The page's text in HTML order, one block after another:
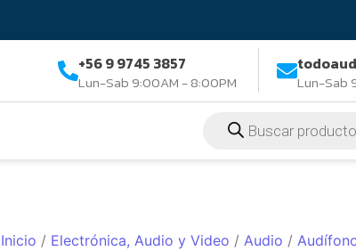
+56 9 9745 3857
Lun-Sab 9:00AM - 8:00PM Lun-Sab
Inicio / Electrónica, Audio y Video / Audio /